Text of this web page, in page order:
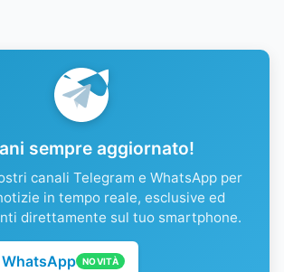
sempre aggiornato!
canali Telegram e WhatsApp per
in tempo reale, esclusive ed
direttamente sul tuo smartphone.
NOVITÀ